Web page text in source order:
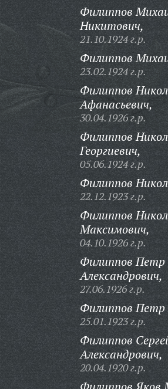
Филиппов
Никитович,
21.10.1924 г.р.
Филиппов
23.02.1924 г.р.
Филиппов
Афанасьевич,
30.04.1926 г.р.
Филиппов
Георгиевич,
05.06.1924 г.р.
Филиппов
22.12.1923 г.р.
Филиппов
Максимович,
04.10.1926 г.р.
Филиппов Петр
Александрович,
27.06.1926 г.р.
Филиппов Петр
25.01.1923 г.р.
Филиппов
Александрович,
20.04.1920 г.р.